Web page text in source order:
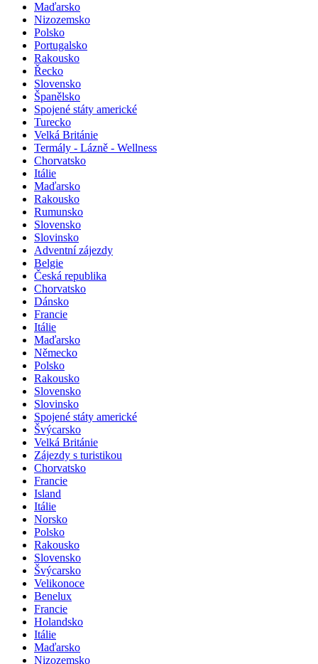
Maďarsko
Nizozemsko
Polsko
Portugalsko
Rakousko
Řecko
Slovensko
Španělsko
Spojené státy americké
Turecko
Velká Británie
Termály - Lázně - Wellness
Chorvatsko
Itálie
Maďarsko
Rakousko
Rumunsko
Slovensko
Slovinsko
Adventní zájezdy
Belgie
Česká republika
Chorvatsko
Dánsko
Francie
Itálie
Maďarsko
Německo
Polsko
Rakousko
Slovensko
Slovinsko
Spojené státy americké
Švýcarsko
Velká Británie
Zájezdy s turistikou
Chorvatsko
Francie
Island
Itálie
Norsko
Polsko
Rakousko
Slovensko
Švýcarsko
Velikonoce
Benelux
Francie
Holandsko
Itálie
Maďarsko
Nizozemsko